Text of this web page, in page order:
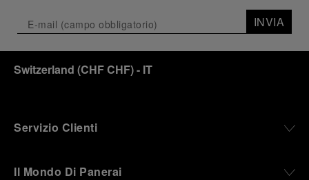
INVIA
Switzerland (CHF CHF)- IT
Servizio Clienti
Il Mondo Di Panerai